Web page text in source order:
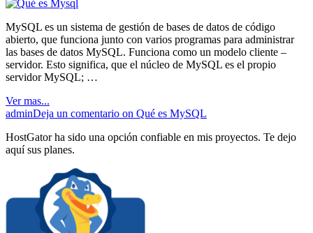
MySQL es un sistema de gestión de bases de datos de código
abierto, que funciona junto con varios programas para administrar
las bases de datos MySQL. Funciona como un modelo cliente –
servidor. Esto significa, que el núcleo de MySQL es el propio
servidor MySQL; …
Ver mas...
adminDeja un comentario on Qué es MySQL
HostGator ha sido una opción confiable en mis proyectos. Te dejo
aquí sus planes.